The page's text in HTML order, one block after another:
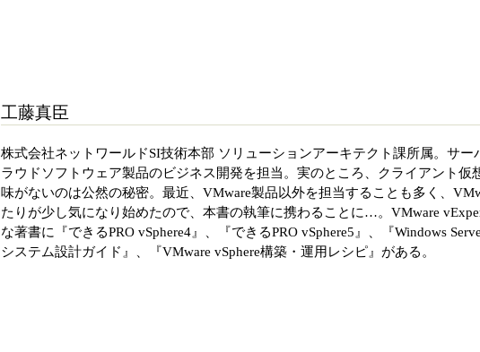
工藤真臣
株式会社ネットワールドSI技術本部 ソリューションアーキテクト課所属。サー
ラウドソフトウェア製品のビジネス開発を担当。実のところ、クライアント仮
味がないのは公然の秘密。最近、VMware製品以外を担当することも多く、
たりが少し気になり始めたので、本書の執筆に携わることに…。VMware
な著書に『できるPRO vSphere4』、『できるPRO vSphere5』、『Windows
システム設計ガイド』、『VMware vSphere構築・運用レシピ』がある。